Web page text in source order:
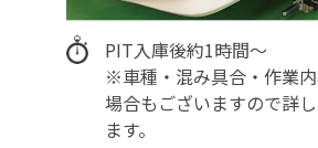
PIT入庫後約1時間～
※車種・混み具合・作業
場合もございますので詳
ます。